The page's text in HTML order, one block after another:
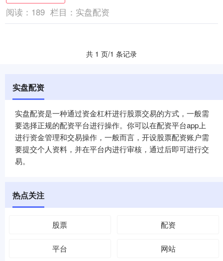
阅读： 189 栏目： 实盘配资
共 1 页/1 条记录
实盘配资
实盘配资是一种通过资金杠杆进行股票交易的方式，一般需
要选择正规的配资平台进行操作。你可以在配资平台app上
进行资金管理和交易操作，一般而言，开设股票配资账户需
要提交个人资料，并在平台内进行审核，通过后即可进行交
易。
热点关注
股票 配资
平台 网站